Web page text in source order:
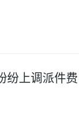
纷上调派件